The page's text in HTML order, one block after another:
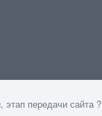
этап передачи сайта ?